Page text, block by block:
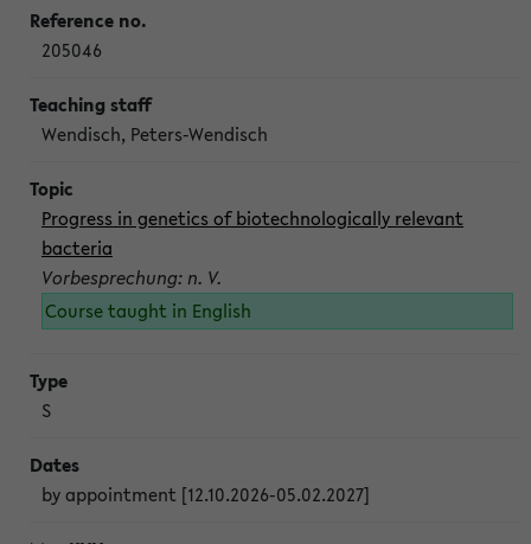
205046
Wendisch, Peters-Wendisch
Progress in genetics of biotechnologically relevant
bacteria
Vorbesprechung: n. V.
Course taught in English
S
by appointment [12.10.2026-05.02.2027]